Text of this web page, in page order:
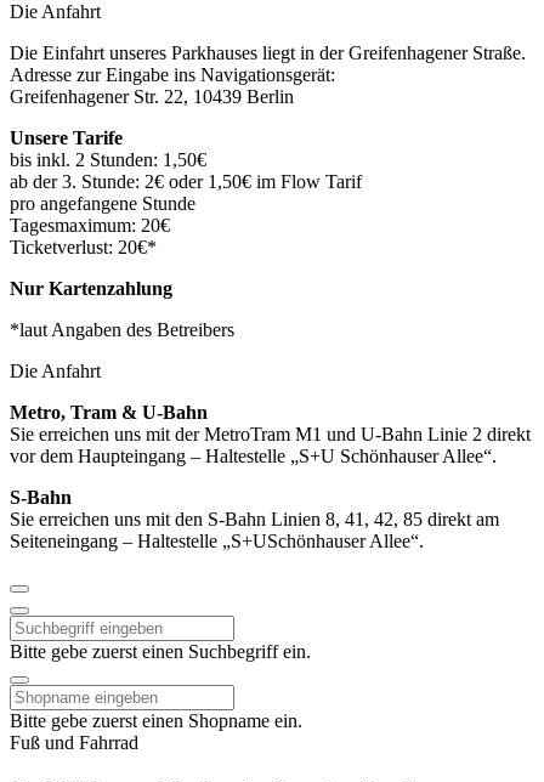
Die Anfahrt
Die Einfahrt unseres Parkhauses liegt in der Greifenhagener Straße.
Adresse zur Eingabe ins Navigationsgerät:
Greifenhagener Str. 22, 10439 Berlin
Unsere Tarife
bis inkl. 2 Stunden: 1,50€
ab der 3. Stunde: 2€ oder 1,50€ im Flow Tarif
pro angefangene Stunde
Tagesmaximum: 20€
Ticketverlust: 20€*
Nur Kartenzahlung
*laut Angaben des Betreibers
Die Anfahrt
Metro, Tram & U-Bahn
Sie erreichen uns mit der MetroTram M1 und U-Bahn Linie 2 direkt
vor dem Haupteingang – Haltestelle „S+U Schönhauser Allee“.
S-Bahn
Sie erreichen uns mit den S-Bahn Linien 8, 41, 42, 85 direkt am
Seiteneingang – Haltestelle „S+USchönhauser Allee“.
Bitte gebe zuerst einen Suchbegriff ein.
Bitte gebe zuerst einen Shopname ein.
Fuß und Fahrrad